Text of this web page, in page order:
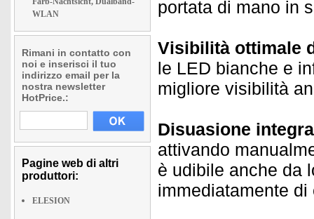
WLAN
Rimani in contatto con
noi e inserisci il tuo
indirizzo email per la
nostra newsletter
HotPrice.:
Pagine web di altri
produttori:
ELESION
portata di mano in
Visibilità ottimale
le LED bianche e
migliore visibilità
Disuasione
attivando
è udibile anche da
immediatamente